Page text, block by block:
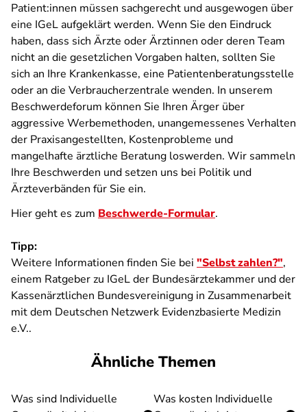
Patient:innen müssen sachgerecht und ausgewogen über
eine IGeL aufgeklärt werden. Wenn Sie den Eindruck
haben, dass sich Ärzte oder Ärztinnen oder deren Team
nicht an die gesetzlichen Vorgaben halten, sollten Sie
sich an Ihre Krankenkasse, eine Patientenberatungsstelle
oder an die Verbraucherzentrale wenden. In unserem
Beschwerdeforum können Sie Ihren Ärger über
aggressive Werbemethoden, unangemessenes Verhalten
der Praxisangestellten, Kostenprobleme und
mangelhafte ärztliche Beratung loswerden. Wir sammeln
Ihre Beschwerden und setzen uns bei Politik und
Ärzteverbänden für Sie ein.
Hier geht es zum Beschwerde-Formular.
Tipp:
Weitere Informationen finden Sie bei "Selbst zahlen?",
einem Ratgeber zu IGeL der Bundesärztekammer und der
Kassenärztlichen Bundesvereinigung in Zusammenarbeit
mit dem Deutschen Netzwerk Evidenzbasierte Medizin
e.V..
Ähnliche Themen
Was sind Individuelle
Was kosten Individuelle